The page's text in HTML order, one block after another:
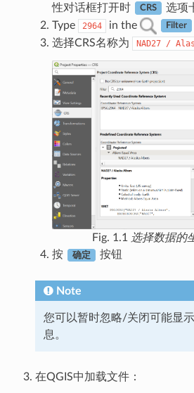
性对话框打开时
CRS
选项
Type
2964 in the Filter
选择CRS名称为
NAD27 /
Fig. 1.1
选择数据的
按
确定 按钮
Note
您可以暂时忽略/关闭可能显
息。
在QGIS中加载文件：